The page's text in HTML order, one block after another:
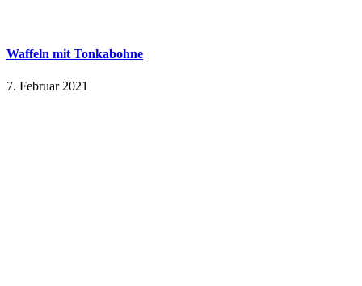
Waffeln mit Tonkabohne
7. Februar 2021